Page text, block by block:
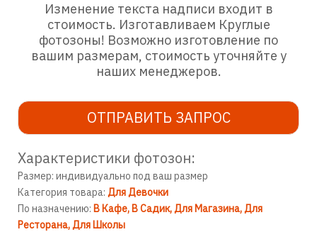
Изменение текста надписи входит в
стоимость. Изготавливаем Круглые
фотозоны! Возможно изготовление по
вашим размерам, стоимость уточняйте у
наших менеджеров.
ОТПРАВИТЬ ЗАПРОС
Характеристики фотозон:
Размер: индивидуально под ваш размер
Категория товара: Для Девочки
По назначению: В Кафе В Садик Для Магазина Для
Ресторана Для Школы